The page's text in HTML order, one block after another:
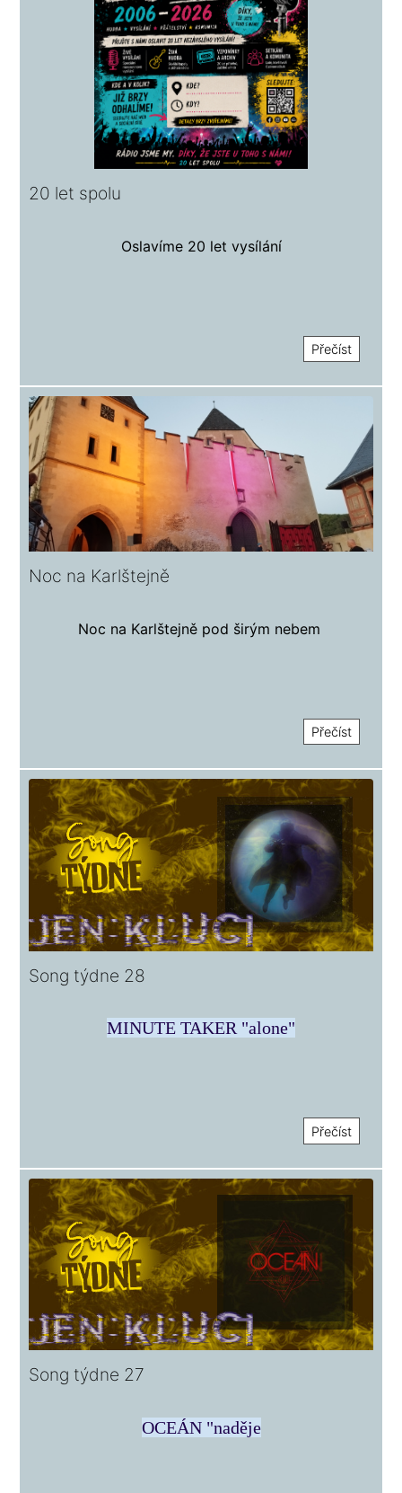
20 let spolu
Oslavíme 20 let vysílání
Přečíst
Noc na Karlštejně
Noc na Karlštejně pod širým nebem
Přečíst
Song týdne 28
MINUTE TAKER "alone"
Přečíst
Song týdne 27
OCEÁN "naděje